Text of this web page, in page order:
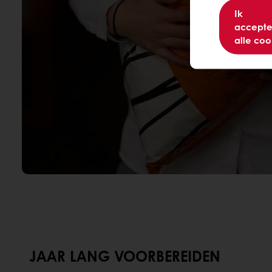
JAAR LANG VOORBEREIDEN
Ik
alle